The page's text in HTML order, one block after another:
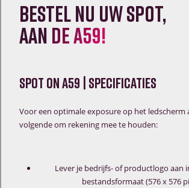
Bestel nu uw spot,
aan de A59!
Spot on a59 | specificaties
Voor een optimale exposure op het ledscherm
volgende om rekening mee te houden:
Lever je bedrijfs- of productlogo aan
bestandsformaat (576 x 576